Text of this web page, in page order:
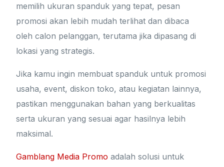
memilih ukuran spanduk yang tepat, pesan
promosi akan lebih mudah terlihat dan dibaca
oleh calon pelanggan, terutama jika dipasang di
lokasi yang strategis.
Jika kamu ingin membuat spanduk untuk promosi
usaha, event, diskon toko, atau kegiatan lainnya,
pastikan menggunakan bahan yang berkualitas
serta ukuran yang sesuai agar hasilnya lebih
maksimal.
Gamblang Media Promo adalah solusi untuk